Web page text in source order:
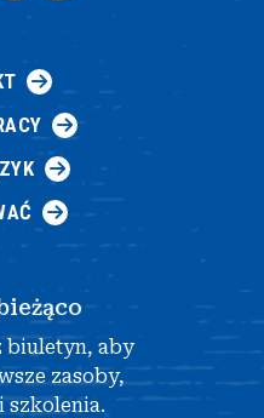
biuletyn, aby
zasoby,
szkolenia.